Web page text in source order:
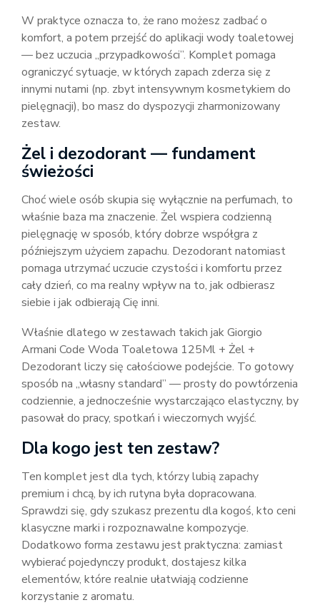
W praktyce oznacza to, że rano możesz zadbać o
komfort, a potem przejść do aplikacji wody toaletowej
— bez uczucia „przypadkowości”. Komplet pomaga
ograniczyć sytuacje, w których zapach zderza się z
innymi nutami (np. zbyt intensywnym kosmetykiem do
pielęgnacji), bo masz do dyspozycji zharmonizowany
zestaw.
Żel i dezodorant — fundament
świeżości
Choć wiele osób skupia się wyłącznie na perfumach, to
właśnie baza ma znaczenie. Żel wspiera codzienną
pielęgnację w sposób, który dobrze współgra z
późniejszym użyciem zapachu. Dezodorant natomiast
pomaga utrzymać uczucie czystości i komfortu przez
cały dzień, co ma realny wpływ na to, jak odbierasz
siebie i jak odbierają Cię inni.
Właśnie dlatego w zestawach takich jak Giorgio
Armani Code Woda Toaletowa 125Ml + Żel +
Dezodorant liczy się całościowe podejście. To gotowy
sposób na „własny standard” — prosty do powtórzenia
codziennie, a jednocześnie wystarczająco elastyczny, by
pasował do pracy, spotkań i wieczornych wyjść.
Dla kogo jest ten zestaw?
Ten komplet jest dla tych, którzy lubią zapachy
premium i chcą, by ich rutyna była dopracowana.
Sprawdzi się, gdy szukasz prezentu dla kogoś, kto ceni
klasyczne marki i rozpoznawalne kompozycje.
Dodatkowo forma zestawu jest praktyczna: zamiast
wybierać pojedynczy produkt, dostajesz kilka
elementów, które realnie ułatwiają codzienne
korzystanie z aromatu.